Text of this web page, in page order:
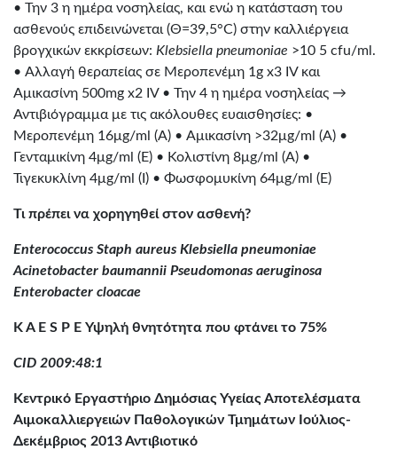
• Την 3 η ημέρα νοσηλείας, και ενώ η κατάσταση του
ασθενούς επιδεινώνεται (Θ=39,5°C) στην καλλιέργεια
βρογχικών εκκρίσεων: Klebsiella pneumoniae >10 5 cfu/ml.
• Αλλαγή θεραπείας σε Μεροπενέμη 1g x3 IV και
Αμικασίνη 500mg x2 IV • Την 4 η ημέρα νοσηλείας →
Αντιβιόγραμμα με τις ακόλουθες ευαισθησίες: •
Μεροπενέμη 16μg/ml (A) • Αμικασίνη >32μg/ml (A) •
Γενταμικίνη 4μg/ml (E) • Κολιστίνη 8μg/ml (A) •
Τιγεκυκλίνη 4μg/ml (I) • Φωσφομυκίνη 64μg/ml (E)
Τι πρέπει να χορηγηθεί στον ασθενή?
Enterococcus Staph aureus Klebsiella pneumoniae
Acinetobacter baumannii Pseudomonas aeruginosa
Enterobacter cloacae
K A E S P E Υψηλή θνητότητα που φτάνει το 75%
CID 2009:48:1
Κεντρικό Εργαστήριο Δημόσιας Υγείας Αποτελέσματα
Αιμοκαλλιεργειών Παθολογικών Τμημάτων Ιούλιος-
Δεκέμβριος 2013 Αντιβιοτικό